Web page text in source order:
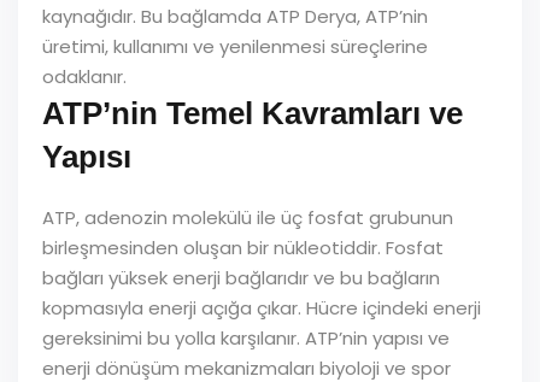
kaynağıdır. Bu bağlamda ATP Derya, ATP’nin
üretimi, kullanımı ve yenilenmesi süreçlerine
odaklanır.
ATP’nin Temel Kavramları ve
Yapısı
ATP, adenozin molekülü ile üç fosfat grubunun
birleşmesinden oluşan bir nükleotiddir. Fosfat
bağları yüksek enerji bağlarıdır ve bu bağların
kopmasıyla enerji açığa çıkar. Hücre içindeki enerji
gereksinimi bu yolla karşılanır. ATP’nin yapısı ve
enerji dönüşüm mekanizmaları biyoloji ve spor